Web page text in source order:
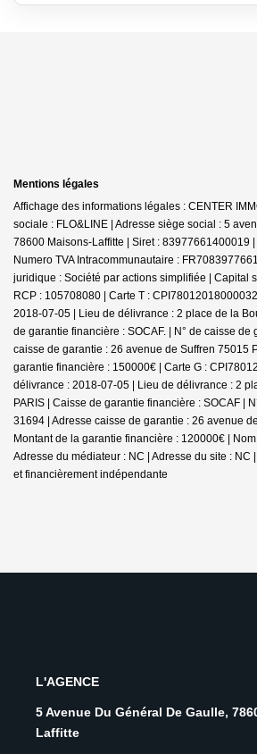
Mentions légales
Affichage des informations légales : CENTER
sociale : FLO&LINE | Adresse siège social : 5
78600 Maisons-Laffitte | Siret : 83977661400019
Numero TVA Intracommunautaire :
juridique : Société par actions simplifiée | Capital
RCP : 105708080 | Carte T :
2018-07-05 | Lieu de délivrance : 2 place de la
de garantie financière : SOCAF. | N° de caisse de
caisse de garantie : 26 avenue de Suffren 75015
garantie financière : 150000€ | Carte G :
délivrance : 2018-07-05 | Lieu de délivrance : 2
PARIS | Caisse de garantie financière : SOCAF |
31694 | Adresse caisse de garantie : 26 avenue
Montant de la garantie financière : 120000€ |
Adresse du médiateur : NC | Adresse du site : NC |
et financièrement indépendante
L'AGENCE
5 Avenue Du Général De Gaulle,
Laffitte